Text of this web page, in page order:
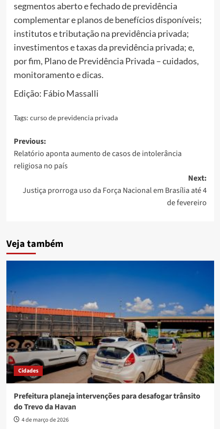
segmentos aberto e fechado de previdência
complementar e planos de benefícios disponíveis;
institutos e tributação na previdência privada;
investimentos e taxas da previdência privada; e,
por fim, Plano de Previdência Privada – cuidados,
monitoramento e dicas.
Edição: Fábio Massalli
Tags: curso de previdencia privada
Post
navigation
Previous:
Relatório aponta aumento de casos de intolerância
religiosa no país
Next:
Justiça prorroga uso da Força Nacional em Brasília até 4
de fevereiro
Veja também
Cidades
Prefeitura planeja intervenções para desafogar trânsito
do Trevo da Havan
4 de março de 2026